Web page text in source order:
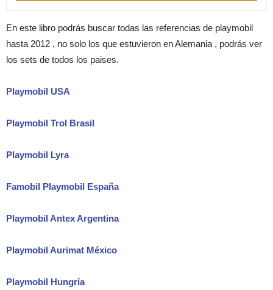
En este libro podrás buscar todas las referencias de playmobil
hasta 2012 , no solo los que estuvieron en Alemania , podrás ver
los sets de todos los paises.
Playmobil USA
Playmobil Trol Brasil
Playmobil Lyra
Famobil Playmobil España
Playmobil Antex Argentina
Playmobil Aurimat México
Playmobil Hungría